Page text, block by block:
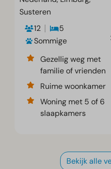
Susteren
12
5
Sommige
Gezellig weg met
familie of vrienden
Ruime woonkamer
Woning met 5 of 6
slaapkamers
Bekijk alle